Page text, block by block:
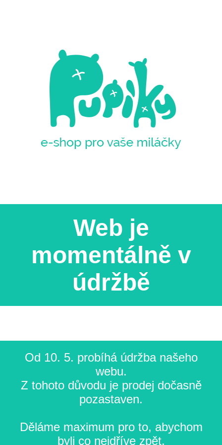
Web je
momentálně v
údržbě
Od 10. 5. probíhá údržba našeho
webu.
Z tohoto důvodu je prodej dočasně
pozastaven.
Děláme maximum pro to, abychom
byli co nejdříve zpět.